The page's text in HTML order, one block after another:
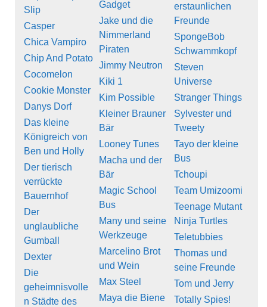
Slip
Casper
Chica Vampiro
Chip And Potato
Cocomelon
Cookie Monster
Danys Dorf
Das kleine
Königreich von
Ben und Holly
Der tierisch
verrückte
Bauernhof
Der
unglaubliche
Gumball
Dexter
Die
geheimnisvolle
n Städte des
Gadget
Jake und die
Nimmerland
Piraten
Jimmy Neutron
Kiki 1
Kim Possible
Kleiner Brauner
Bär
Looney Tunes
Macha und der
Bär
Magic School
Bus
Many und seine
Werkzeuge
Marcelino Brot
und Wein
Max Steel
Maya die Biene
erstaunlichen
Freunde
SpongeBob
Schwammkopf
Steven
Universe
Stranger Things
Sylvester und
Tweety
Tayo der kleine
Bus
Tchoupi
Team Umizoomi
Teenage Mutant
Ninja Turtles
Teletubbies
Thomas und
seine Freunde
Tom und Jerry
Totally Spies!